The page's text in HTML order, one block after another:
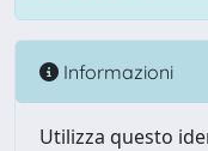
Informazioni
Utilizza questo